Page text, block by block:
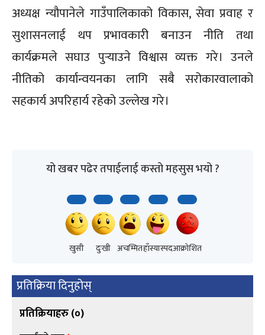
अध्यक्ष न्यौपानेले गाउँपालिकाको विकास, सेवा प्रवाह र
सुशासनलाई थप प्रभावकारी बनाउन नीति तथा
कार्यक्रमले सघाउ पुर्‍याउने विश्वास व्यक्त गरे। उनले
नीतिको कार्यान्वयनका लागि सबै सरोकारवालाको
सहकार्य अपरिहार्य रहेको उल्लेख गरे।
यो खबर पढेर तपाईलाई कस्तो महसुस भयो ?
खुसी दुःखी अचम्मितहाँस्यास्पदआक्रोशित
प्रतिक्रिया दिनुहोस्
प्रतिक्रियाहरु (०)